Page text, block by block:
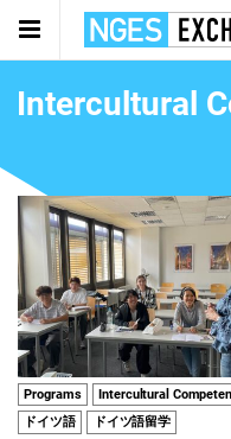
Intercultural
Programs
Intercultural
ドイツ語
ドイツ語留学